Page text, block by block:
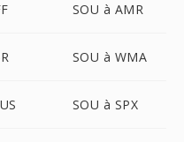
SOU à AMR
SOU à WMA
SOU à SPX